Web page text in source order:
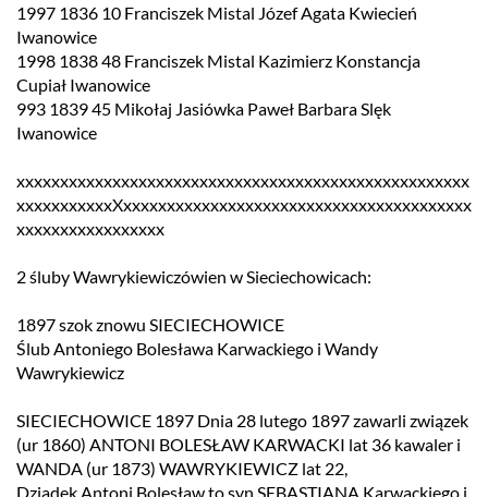
1997 1836 10 Franciszek Mistal Józef Agata Kwiecień
Iwanowice
1998 1838 48 Franciszek Mistal Kazimierz Konstancja
Cupiał Iwanowice
993 1839 45 Mikołaj Jasiówka Paweł Barbara Slęk
Iwanowice
xxxxxxxxxxxxxxxxxxxxxxxxxxxxxxxxxxxxxxxxxxxxxxxxxxxx
xxxxxxxxxxxXxxxxxxxxxxxxxxxxxxxxxxxxxxxxxxxxxxxxxxxx
xxxxxxxxxxxxxxxxx
2 śluby Wawrykiewiczówien w Sieciechowicach:
1897 szok znowu SIECIECHOWICE
Ślub Antoniego Bolesława Karwackiego i Wandy
Wawrykiewicz
SIECIECHOWICE 1897 Dnia 28 lutego 1897 zawarli związek
(ur 1860) ANTONI BOLESŁAW KARWACKI lat 36 kawaler i
WANDA (ur 1873) WAWRYKIEWICZ lat 22,
Dziadek Antoni Bolesław to syn SEBASTIANA Karwackiego i